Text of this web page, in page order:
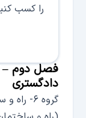
را کسب
فصل دوم –
دادگستری
گروه ۶-